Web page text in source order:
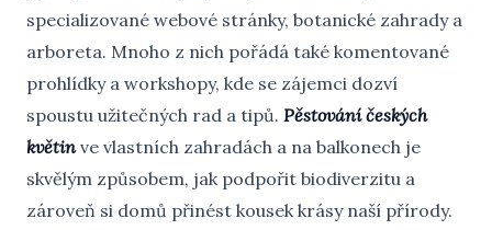
specializované webové stránky, botanické zahrady a
arboreta. Mnoho z nich pořádá také komentované
prohlídky a workshopy, kde se zájemci dozví
spoustu užitečných rad a tipů. Pěstování českých
květinve vlastních zahradách a na balkonech je
skvělým způsobem, jak podpořit biodiverzitu a
zároveň si domů přinést kousek krásy naší přírody.